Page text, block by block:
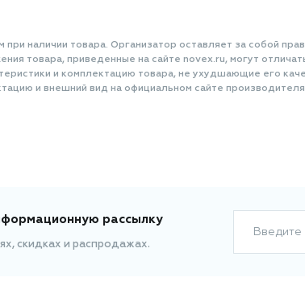
наличии товара. Организатор оставляет за собой
товара, приведенные на сайте novex.ru, могут
и комплектацию товара, не ухудшающие его
и внешний вид на официальном сайте
рассылку
скидках и распродажах.
Введите